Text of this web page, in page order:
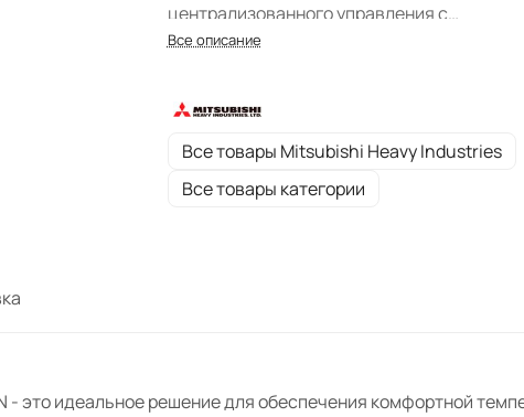
централизованного управления с
использованием системы SuperlinkКласс
эффективностьНадежностьШирокий
управлением микроконтроллераФункция
самодиагностикиАвторестартВстроенная
Все описание
Все товары Mitsubishi Heavy Industries
Все товары категории
- это идеальное решение для обеспечения комфортной